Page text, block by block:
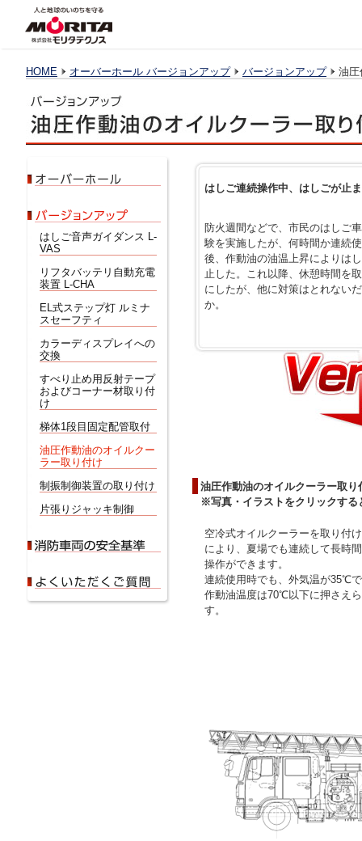
HOME オーバーホール バージョンアップ バージョンアップ 油圧
はしご音声ガイダンス L-
VAS
リフタバッテリ自動充電
装置 L-CHA
EL式ステップ灯 ルミナ
スセーフティ
カラーディスプレイへの
交換
すべり止め用反射テープ
およびコーナー材取り付
け
梯体1段目固定配管取付
油圧作動油のオイルクー
ラー取り付け
制振制御装置の取り付け
片張りジャッキ制御
はしご連続操作中、はしごが止
防火週間などで、市民のはしご
験を実施したが、何時間か連続
後、作動油の油温上昇によりは
止した。これ以降、休憩時間を
にしたが、他に対策はとれない
か。
油圧作動油のオイルクーラー取り
※写真・イラストをクリックする
空冷式オイルクーラーを取り付
により、夏場でも連続して長時
操作ができます。
連続使用時でも、外気温が35℃
作動油温度は70℃以下に押さえ
す。